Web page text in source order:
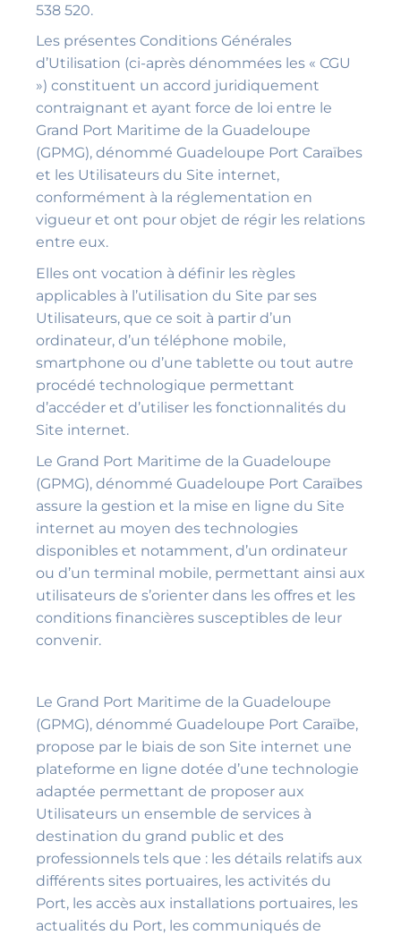
538 520.
Les présentes Conditions Générales
d’Utilisation (ci-après dénommées les « CGU
») constituent un accord juridiquement
contraignant et ayant force de loi entre le
Grand Port Maritime de la Guadeloupe
(GPMG), dénommé Guadeloupe Port Caraïbes
et les Utilisateurs du Site internet,
conformément à la réglementation en
vigueur et ont pour objet de régir les relations
entre eux.
Elles ont vocation à définir les règles
applicables à l’utilisation du Site par ses
Utilisateurs, que ce soit à partir d’un
ordinateur, d’un téléphone mobile,
smartphone ou d’une tablette ou tout autre
procédé technologique permettant
d’accéder et d’utiliser les fonctionnalités du
Site internet.
Le Grand Port Maritime de la Guadeloupe
(GPMG), dénommé Guadeloupe Port Caraïbes
assure la gestion et la mise en ligne du Site
internet au moyen des technologies
disponibles et notamment, d’un ordinateur
ou d’un terminal mobile, permettant ainsi aux
utilisateurs de s’orienter dans les offres et les
conditions financières susceptibles de leur
convenir.
Le Grand Port Maritime de la Guadeloupe
(GPMG), dénommé Guadeloupe Port Caraïbe,
propose par le biais de son Site internet une
plateforme en ligne dotée d’une technologie
adaptée permettant de proposer aux
Utilisateurs un ensemble de services à
destination du grand public et des
professionnels tels que : les détails relatifs aux
différents sites portuaires, les activités du
Port, les accès aux installations portuaires, les
actualités du Port, les communiqués de